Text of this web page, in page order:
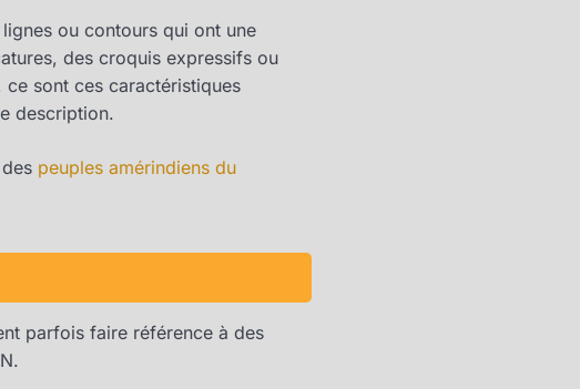
ou contours qui ont une
des croquis expressifs ou
sont ces caractéristiques
description.
peuples amérindiens du
parfois faire référence à des